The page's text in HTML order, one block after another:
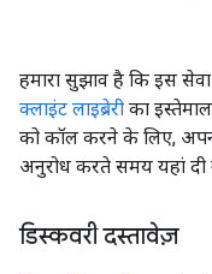
हमारा सुझाव है कि इस
क्लाइंट लाइब्रेरी का
को कॉल करने के लिए,
अनुरोध करते समय यहां दी
डिस्कवरी दस्तावेज़